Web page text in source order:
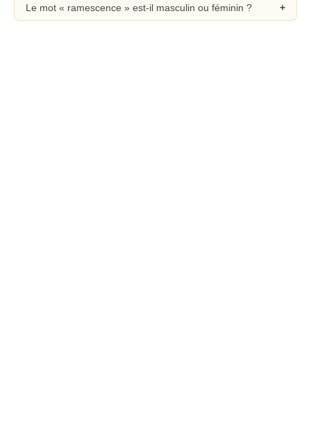
Le mot « ramescence » est-il masculin ou féminin ?